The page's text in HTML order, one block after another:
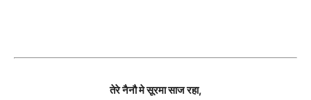
तेरे नैनौ मे सूरमा साज रहा,